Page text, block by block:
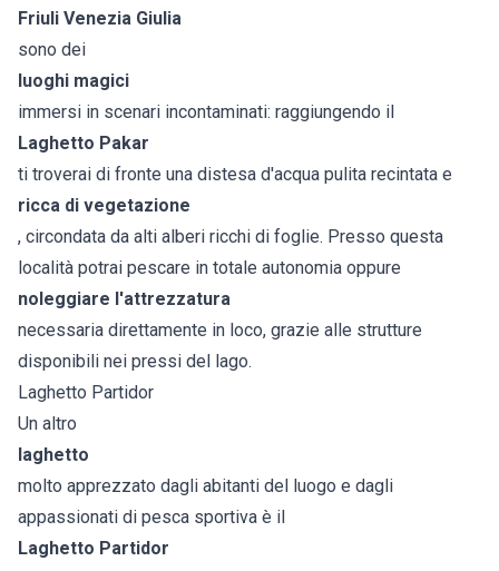
Friuli Venezia Giulia
sono dei
luoghi magici
immersi in scenari incontaminati: raggiungendo il
Laghetto Pakar
ti troverai di fronte una distesa d'acqua pulita recintata e
ricca di vegetazione
, circondata da alti alberi ricchi di foglie. Presso questa
località potrai pescare in totale autonomia oppure
noleggiare l'attrezzatura
necessaria direttamente in loco, grazie alle strutture
disponibili nei pressi del lago.
Laghetto Partidor
Un altro
laghetto
molto apprezzato dagli abitanti del luogo e dagli
appassionati di pesca sportiva è il
Laghetto Partidor